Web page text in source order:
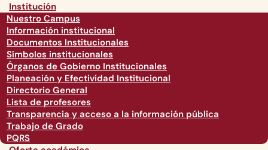
Institución
Nuestro Campus
Información institucional
Documentos Institucionales
Símbolos institucionales
Órganos de Gobierno Institucionales
Planeación y Efectividad Institucional
Directorio General
Lista de profesores
Transparencia y acceso a la información pública
Trabajo de Grado
PQRS